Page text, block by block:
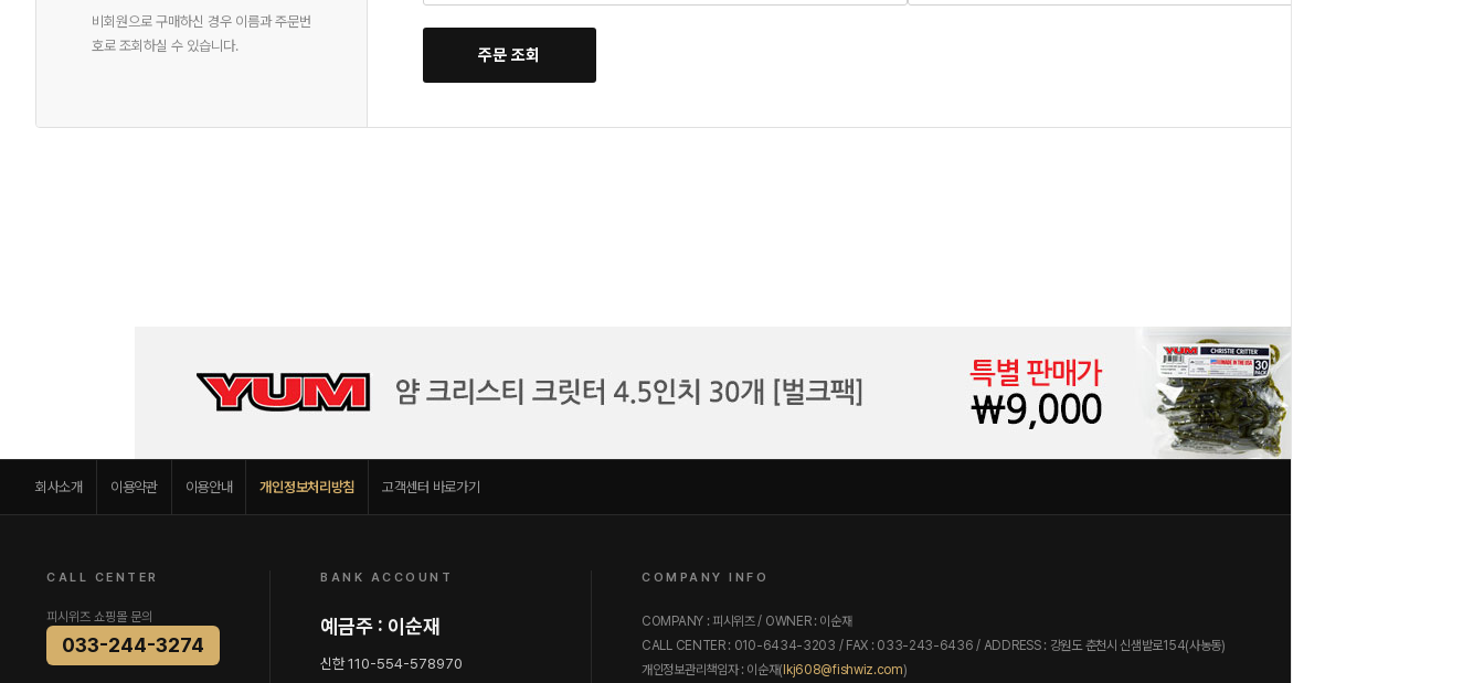
비회원으로 구매하신 경우 이름과 주문번
호로 조회하실 수 있습니다.
주문 조회
회사소개 이용약관 이용안내 개인정보처리방침 고객센터 바로가기
CALL CENTER
피시위즈 쇼핑몰 문의
033-244-3274
BANK ACCOUNT
예금주 : 이순재
신한 110-554-578970
COMPANY INFO
COMPANY : 피시위즈 / OWNER : 이순재
CALL CENTER : 010-6434-3203 / FAX : 033-243-6436 / ADDRESS : 강원도 춘천시 신샘밭로154(사농동)
개인정보관리책임자 : 이순재( lkj608@fishwiz.com)